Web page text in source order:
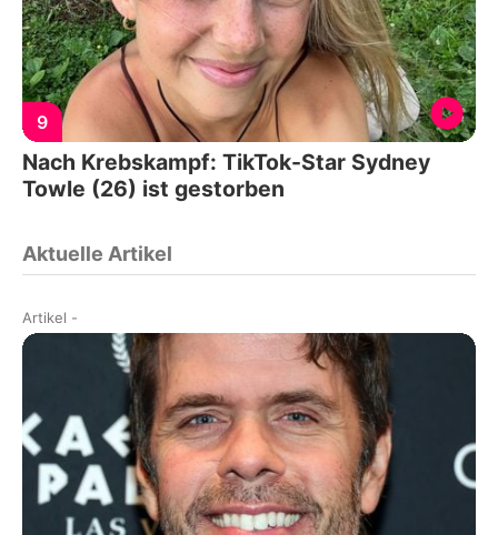
9
Nach Krebskampf: TikTok-Star Sydney
Towle (26) ist gestorben
Aktuelle Artikel
Artikel -